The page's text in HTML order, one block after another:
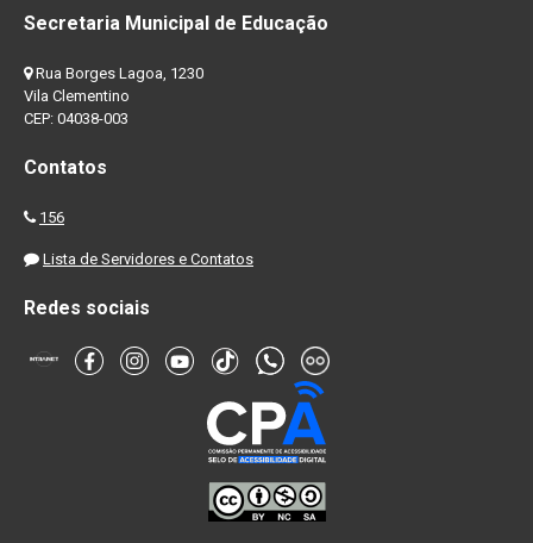
Secretaria Municipal de Educação
Rua Borges Lagoa, 1230
Vila Clementino
CEP: 04038-003
Contatos
156
Lista de Servidores e Contatos
Redes sociais